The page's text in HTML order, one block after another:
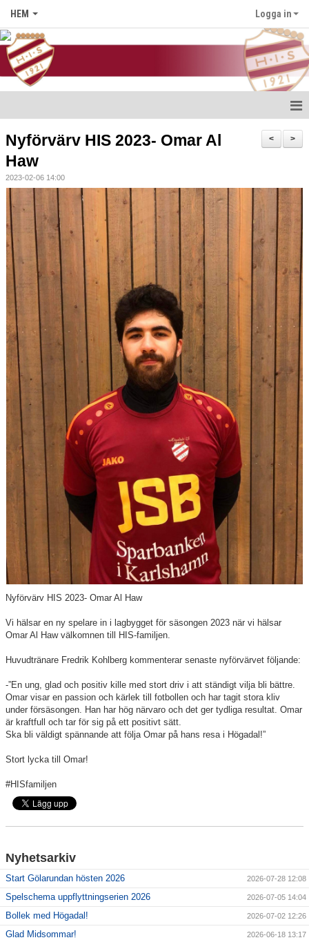
HEM Logga in
Nyheter
Föreningen
Medlem i HIS
Kontakt
Kalender
Våra lag
Matcher
Gölarundan
Styrelse Högadals IS
Hyra Klubbstuga
>
<
Nyförvärv HIS 2023- Omar Al
Haw
2023-02-06 14:00
Nyförvärv HIS 2023- Omar Al Haw
Vi hälsar en ny spelare in i lagbygget för säsongen 2023 när vi hälsar
Omar Al Haw välkomnen till HIS-familjen.
Huvudtränare Fredrik Kohlberg kommenterar senaste nyförvärvet följande:
-”En ung, glad och positiv kille med stort driv i att ständigt vilja bli bättre.
Omar visar en passion och kärlek till fotbollen och har tagit stora kliv
under försäsongen. Han har hög närvaro och det ger tydliga resultat. Omar
är kraftfull och tar för sig på ett positivt sätt.
Ska bli väldigt spännande att följa Omar på hans resa i Högadal!”
Stort lycka till Omar!
#HISfamiljen
Nyhetsarkiv
Start Gölarundan hösten 2026 2026-07-28 12:08
Spelschema uppflyttningserien 2026 2026-07-05 14:04
Bollek med Högadal! 2026-07-02 12:26
Glad Midsommar! 2026-06-18 13:17